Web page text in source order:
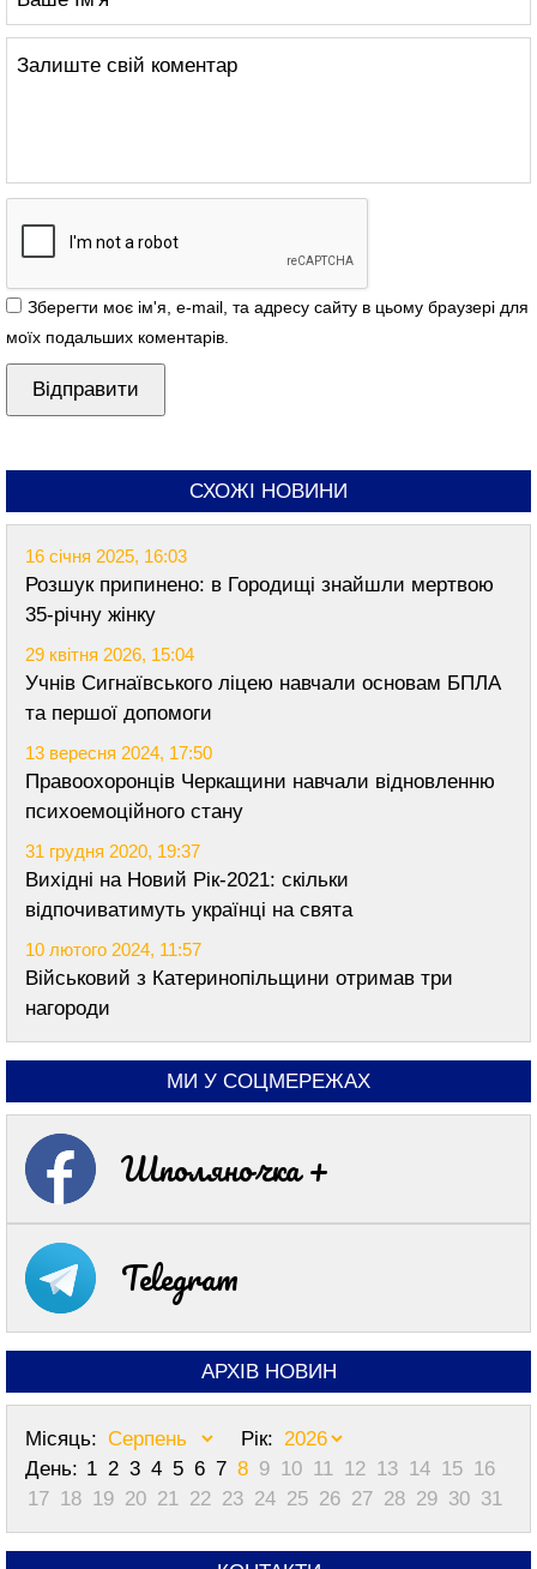
Зберегти моє ім'я, e-mail, та адресу сайту в цьому браузері для
моїх подальших коментарів.
СХОЖІ НОВИНИ
16 січня 2025, 16:03
Розшук припинено: в Городищі знайшли мертвою
35-річну жінку
29 квітня 2026, 15:04
Учнів Сигнаївського ліцею навчали основам БПЛА
та першої допомоги
13 вересня 2024, 17:50
Правоохоронців Черкащини навчали відновленню
психоемоційного стану
31 грудня 2020, 19:37
Вихідні на Новий Рік-2021: скільки
відпочиватимуть українці на свята
10 лютого 2024, 11:57
Військовий з Катеринопільщини отримав три
нагороди
МИ У СОЦМЕРЕЖАХ
Шполяночка +
Telegram
АРХІВ НОВИН
Місяць:
Рік:
День: 1 2 3 4 5 6 7 8 9 10 11 12 13 14 15 16
17 18 19 20 21 22 23 24 25 26 27 28 29 30 31